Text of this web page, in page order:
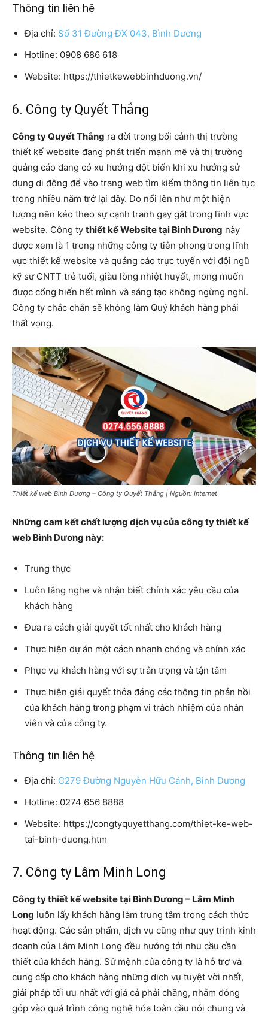
Thông tin liên hệ
Địa chỉ: Số 31 Đường ĐX 043, Bình Dương
Hotline: 0908 686 618
Website: https://thietkewebbinhduong.vn/
6. Công ty Quyết Thắng
Công ty Quyết Thắng ra đời trong bối cảnh thị trường
thiết kế website đang phát triển mạnh mẽ và thị trường
quảng cáo đang có xu hướng đột biến khi xu hướng sử
dụng di động để vào trang web tìm kiếm thông tin liên tục
trong nhiều năm trở lại đây. Do nổi lên như một hiện
tượng nên kéo theo sự cạnh tranh gay gắt trong lĩnh vực
website. Công ty thiết kế Website tại Bình Dương này
được xem là 1 trong những công ty tiên phong trong lĩnh
vực thiết kế website và quảng cáo trực tuyến với đội ngũ
kỹ sư CNTT trẻ tuổi, giàu lòng nhiệt huyết, mong muốn
được cống hiến hết mình và sáng tạo không ngừng nghỉ.
Công ty chắc chắn sẽ không làm Quý khách hàng phải
thất vọng.
Thiết kế web Bình Dương – Công ty Quyết Thắng | Nguồn: Internet
Những cam kết chất lượng dịch vụ của công ty thiết kế
web Bình Dương này:
Trung thực
Luôn lắng nghe và nhận biết chính xác yêu cầu của
khách hàng
Đưa ra cách giải quyết tốt nhất cho khách hàng
Thực hiện dự án một cách nhanh chóng và chính xác
Phục vụ khách hàng với sự trân trọng và tận tâm
Thực hiện giải quyết thỏa đáng các thông tin phản hồi
của khách hàng trong phạm vi trách nhiệm của nhân
viên và của công ty.
Thông tin liên hệ
Địa chỉ: C279 Đường Nguyễn Hữu Cảnh, Bình Dương
Hotline: 0274 656 8888
Website: https://congtyquyetthang.com/thiet-ke-web-
tai-binh-duong.htm
7. Công ty Lâm Minh Long
Công ty thiết kế website tại Bình Dương – Lâm Minh
Long luôn lấy khách hàng làm trung tâm trong cách thức
hoạt động. Các sản phẩm, dịch vụ cũng như quy trình kinh
doanh của Lâm Minh Long đều hướng tới nhu cầu cần
thiết của khách hàng. Sứ mệnh của công ty là hỗ trợ và
cung cấp cho khách hàng những dịch vụ tuyệt vời nhất,
giải pháp tối ưu nhất với giá cả phải chăng, nhằm đóng
góp vào quá trình công nghệ hóa toàn cầu nói chung và